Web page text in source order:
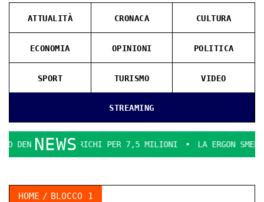
STREAMING
ATTUALITÀ CRONACA CULTURA
ECONOMIA OPINIONI POLITICA
SPORT TURISMO VIDEO
NEWS
INCARICHI PER 7,5 MILIONI LA ERGON SMENTICE LA
HOME BLOCCO 1